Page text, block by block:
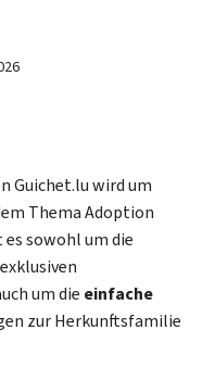
Guichet.lu wird um
Thema Adoption
sowohl um die
um die einfache
zur Herkunftsfamilie